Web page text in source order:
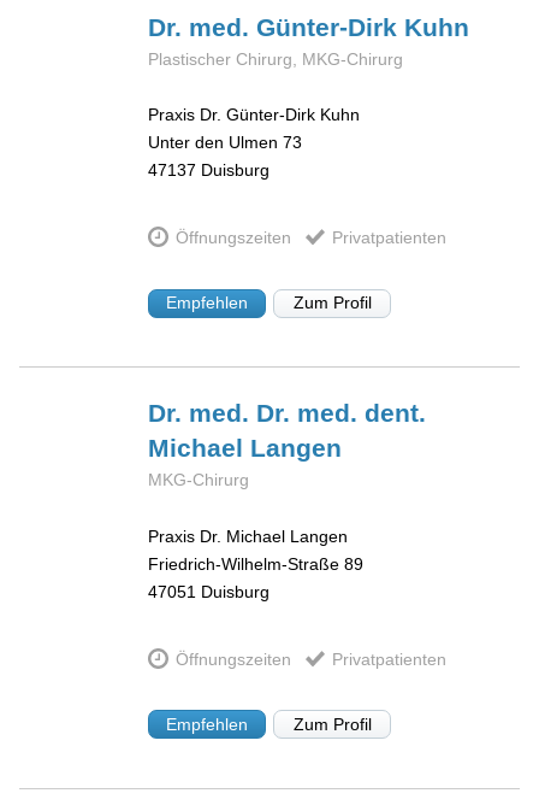
Dr. med. Günter-Dirk Kuhn
Plastischer Chirurg, MKG-Chirurg
Praxis Dr. Günter-Dirk Kuhn
Unter den Ulmen 73
47137 Duisburg
Öffnungszeiten Privatpatienten
Empfehlen Zum Profil
Dr. med. Dr. med. dent.
Michael Langen
MKG-Chirurg
Praxis Dr. Michael Langen
Friedrich-Wilhelm-Straße 89
47051 Duisburg
Öffnungszeiten Privatpatienten
Empfehlen Zum Profil